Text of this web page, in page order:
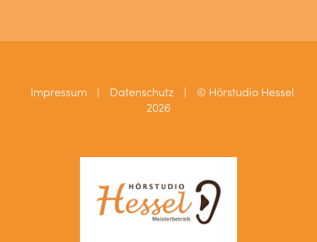
Impressum | Datenschutz |
© Hörstudio Hessel
2026